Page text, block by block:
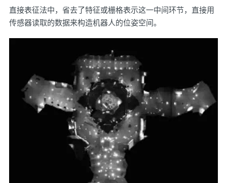
直接表征法中，省去了特征或栅格表示这一中间环节，直接用
传感器读取的数据来构造机器人的位姿空间。